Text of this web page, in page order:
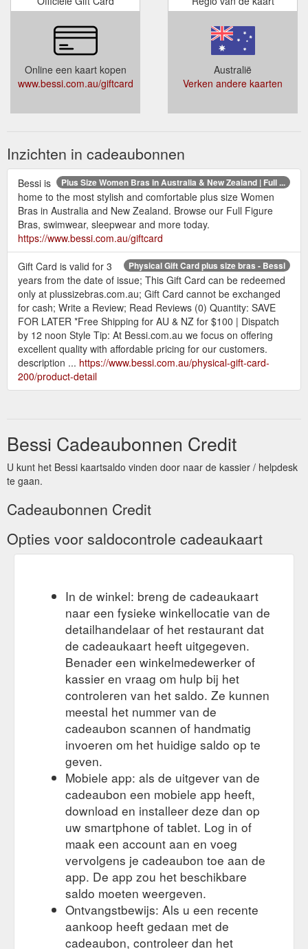
Online een kaart kopen
www.bessi.com.au/giftcard
Australië
Verken andere kaarten
Inzichten in cadeaubonnen
Plus Size Women Bras in Australia & New Zealand | Full ...
Bessi is
home to the most stylish and comfortable plus size Women
Bras in Australia and New Zealand. Browse our Full Figure
Bras, swimwear, sleepwear and more today.
https://www.bessi.com.au/giftcard
Physical Gift Card plus size bras - Bessi
Gift Card is valid for 3
years from the date of issue; This Gift Card can be redeemed
only at plussizebras.com.au; Gift Card cannot be exchanged
for cash; Write a Review; Read Reviews (0) Quantity: SAVE
FOR LATER *Free Shipping for AU & NZ for $100 | Dispatch
by 12 noon Style Tip: At Bessi.com.au we focus on offering
excellent quality with affordable pricing for our customers.
description ... https://www.bessi.com.au/physical-gift-card-
200/product-detail
Bessi Cadeaubonnen Credit
U kunt het Bessi kaartsaldo vinden door naar de kassier / helpdesk
te gaan.
Cadeaubonnen Credit
Opties voor saldocontrole cadeaukaart
In de winkel: breng de cadeaukaart
naar een fysieke winkellocatie van de
detailhandelaar of het restaurant dat
de cadeaukaart heeft uitgegeven.
Benader een winkelmedewerker of
kassier en vraag om hulp bij het
controleren van het saldo. Ze kunnen
meestal het nummer van de
cadeaubon scannen of handmatig
invoeren om het huidige saldo op te
geven.
Mobiele app: als de uitgever van de
cadeaubon een mobiele app heeft,
download en installeer deze dan op
uw smartphone of tablet. Log in of
maak een account aan en voeg
vervolgens je cadeaubon toe aan de
app. De app zou het beschikbare
saldo moeten weergeven.
Ontvangstbewijs: Als u een recente
aankoop heeft gedaan met de
cadeaubon, controleer dan het